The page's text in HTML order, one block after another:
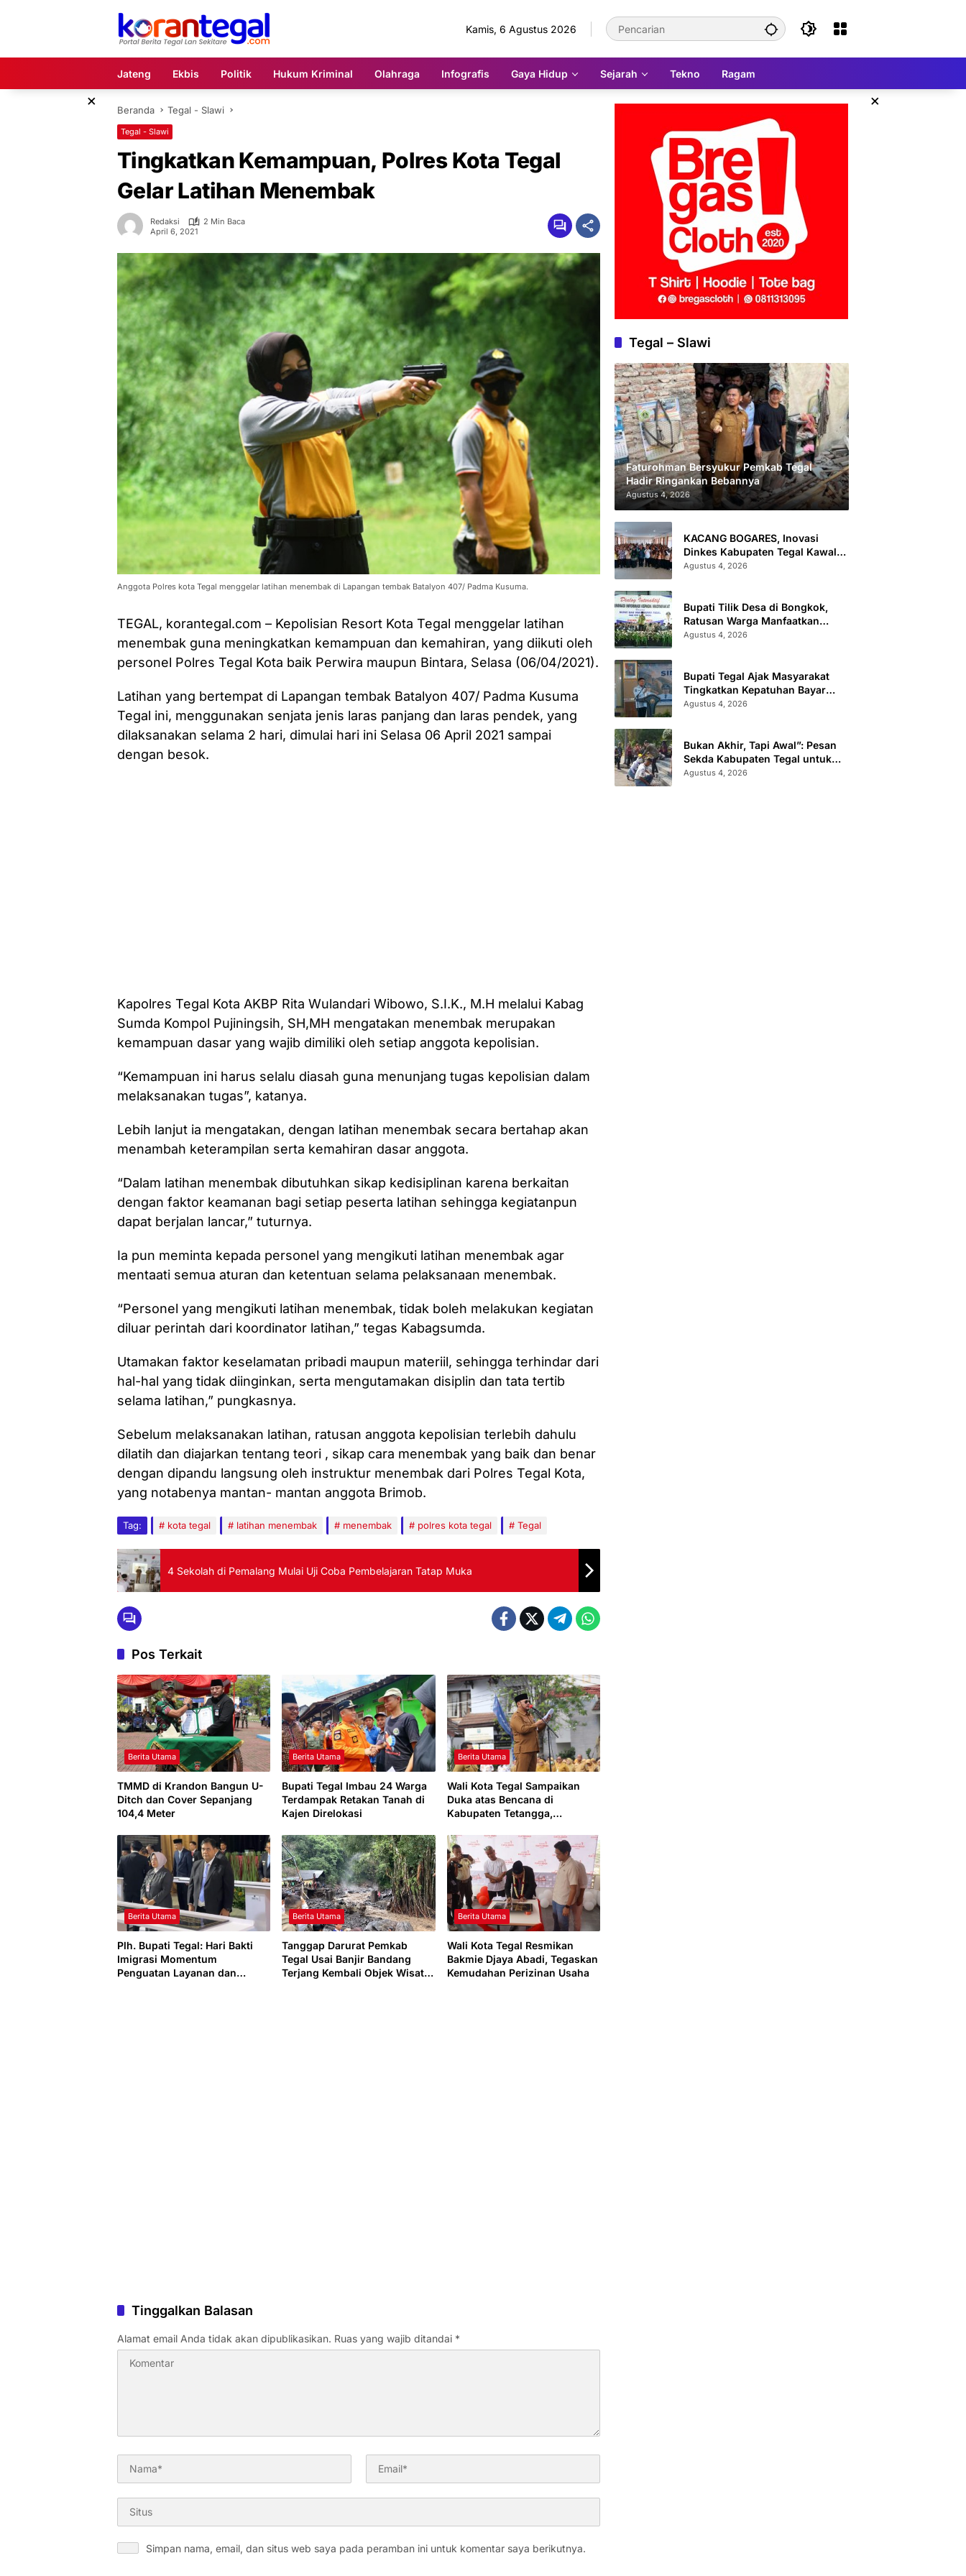
Kamis, 6 Agustus 2026
Jateng Ekbis Politik Hukum Kriminal Olahraga Infografis Gaya Hidup Sejarah Tekno Ragam
× ×
Beranda Tegal - Slawi
Tegal - Slawi
Tingkatkan Kemampuan, Polres Kota Tegal
Gelar Latihan Menembak
Redaksi
2 Min Baca
April 6, 2021
Anggota Polres kota Tegal menggelar latihan menembak di Lapangan tembak Batalyon 407/ Padma Kusuma.
TEGAL, korantegal.com – Kepolisian Resort Kota Tegal menggelar latihan
menembak guna meningkatkan kemampuan dan kemahiran, yang diikuti oleh
personel Polres Tegal Kota baik Perwira maupun Bintara, Selasa (06/04/2021).
Latihan yang bertempat di Lapangan tembak Batalyon 407/ Padma Kusuma
Tegal ini, menggunakan senjata jenis laras panjang dan laras pendek, yang
dilaksanakan selama 2 hari, dimulai hari ini Selasa 06 April 2021 sampai
dengan besok.
Kapolres Tegal Kota AKBP Rita Wulandari Wibowo, S.I.K., M.H melalui Kabag
Sumda Kompol Pujiningsih, SH,MH mengatakan menembak merupakan
kemampuan dasar yang wajib dimiliki oleh setiap anggota kepolisian.
“Kemampuan ini harus selalu diasah guna menunjang tugas kepolisian dalam
melaksanakan tugas”, katanya.
Lebih lanjut ia mengatakan, dengan latihan menembak secara bertahap akan
menambah keterampilan serta kemahiran dasar anggota.
“Dalam latihan menembak dibutuhkan sikap kedisiplinan karena berkaitan
dengan faktor keamanan bagi setiap peserta latihan sehingga kegiatanpun
dapat berjalan lancar,” tuturnya.
Ia pun meminta kepada personel yang mengikuti latihan menembak agar
mentaati semua aturan dan ketentuan selama pelaksanaan menembak.
“Personel yang mengikuti latihan menembak, tidak boleh melakukan kegiatan
diluar perintah dari koordinator latihan,” tegas Kabagsumda.
Utamakan faktor keselamatan pribadi maupun materiil, sehingga terhindar dari
hal-hal yang tidak diinginkan, serta mengutamakan disiplin dan tata tertib
selama latihan,” pungkasnya.
Sebelum melaksanakan latihan, ratusan anggota kepolisian terlebih dahulu
dilatih dan diajarkan tentang teori , sikap cara menembak yang baik dan benar
dengan dipandu langsung oleh instruktur menembak dari Polres Tegal Kota,
yang notabenya mantan- mantan anggota Brimob.
Tag: kota tegal latihan menembak menembak polres kota tegal Tegal
4 Sekolah di Pemalang Mulai Uji Coba Pembelajaran Tatap Muka
Pos Terkait
Berita Utama
TMMD di Krandon Bangun U-
Ditch dan Cover Sepanjang
104,4 Meter
Berita Utama
Bupati Tegal Imbau 24 Warga
Terdampak Retakan Tanah di
Kajen Direlokasi
Berita Utama
Wali Kota Tegal Sampaikan
Duka atas Bencana di
Kabupaten Tetangga,
dan Tegaskan Fokus
Pembangunan 2026
Berita Utama
Plh. Bupati Tegal: Hari Bakti
Imigrasi Momentum
Penguatan Layanan dan
Berita Utama
Tanggap Darurat Pemkab
Tegal Usai Banjir Bandang
Terjang Kembali Objek Wisata
Berita Utama
Wali Kota Tegal Resmikan
Bakmie Djaya Abadi, Tegaskan
Kemudahan Perizinan Usaha
Tinggalkan Balasan
Alamat email Anda tidak akan dipublikasikan. Ruas yang wajib ditandai *
Simpan nama, email, dan situs web saya pada peramban ini untuk komentar saya berikutnya.
Tegal – Slawi
Faturohman Bersyukur Pemkab Tegal
Hadir Ringankan Bebannya
Agustus 4, 2026
KACANG BOGARES, Inovasi
Dinkes Kabupaten Tegal Kawal
Kesehatan Remaja Putri Cegah
Agustus 4, 2026
Bupati Tilik Desa di Bongkok,
Ratusan Warga Manfaatkan
Layanan Kesehatan dan
Agustus 4, 2026
Bupati Tegal Ajak Masyarakat
Tingkatkan Kepatuhan Bayar
Pajak Kendaraan lewat “TULUS
Agustus 4, 2026
Bukan Akhir, Tapi Awal”: Pesan
Sekda Kabupaten Tegal untuk
Calon Paskibraka 2026
Agustus 4, 2026